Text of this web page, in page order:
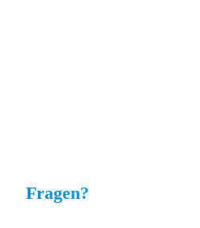
Fragen?